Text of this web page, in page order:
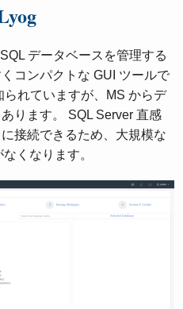
データベースを管理する
コンパクトな GUI ツールで
れていますが、MS からデ
ります。 SQL Server 直感
接続できるため、大規模な
くなります。